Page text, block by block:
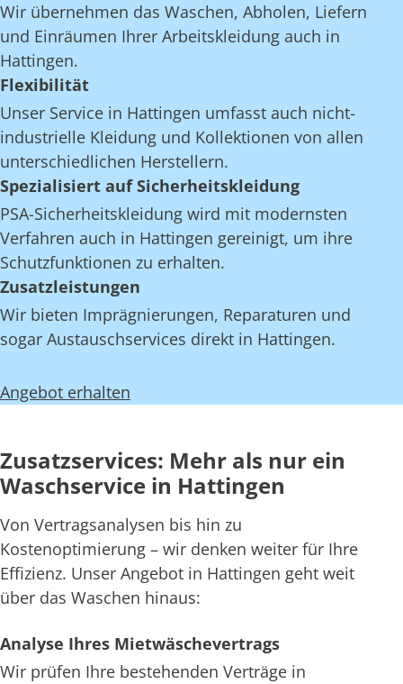
Wir übernehmen das Waschen, Abholen, Liefern
und Einräumen Ihrer Arbeitskleidung auch in
Hattingen.
Flexibilität
Unser Service in Hattingen umfasst auch nicht-
industrielle Kleidung und Kollektionen von allen
unterschiedlichen Herstellern.
Spezialisiert auf Sicherheitskleidung
PSA-Sicherheitskleidung wird mit modernsten
Verfahren auch in Hattingen gereinigt, um ihre
Schutzfunktionen zu erhalten.
Zusatzleistungen
Wir bieten Imprägnierungen, Reparaturen und
sogar Austauschservices direkt in Hattingen.
Angebot erhalten
Zusatzservices: Mehr als nur ein
Waschservice in Hattingen
Von Vertragsanalysen bis hin zu
Kostenoptimierung – wir denken weiter für Ihre
Effizienz. Unser Angebot in Hattingen geht weit
über das Waschen hinaus:
Analyse Ihres Mietwäschevertrags
Wir prüfen Ihre bestehenden Verträge in